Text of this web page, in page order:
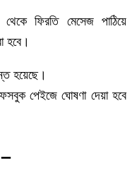
ফিরতি মেসেজ পাঠিয়ে
হবে।
হয়েছে।
পেইজে ঘোষণা দেয়া হবে